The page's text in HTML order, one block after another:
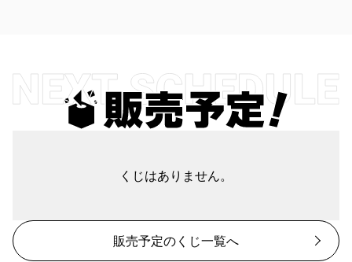
くじはありません。
販売予定のくじ一覧へ